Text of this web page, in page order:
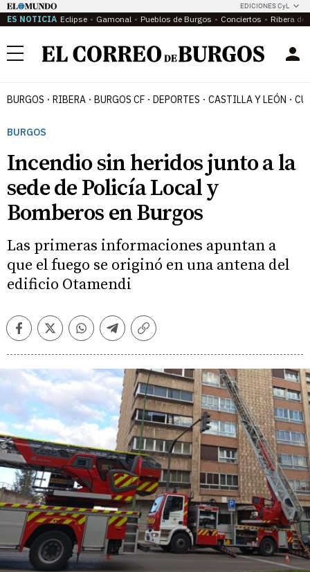
EDICIONES CyL
ES NOTICIA Eclipse Gamonal Pueblos de Burgos Conciertos Ribera del
Menú
BURGOS RIBERA BURGOS CF DEPORTES CASTILLA Y LEÓN
BURGOS
Incendio sin heridos junto a la
sede de Policía Local y
Bomberos en Burgos
Las primeras informaciones apuntan a
que el fuego se originó en una antena del
edificio Otamendi
FacebookTwitterWhatsappTelegramCopiar